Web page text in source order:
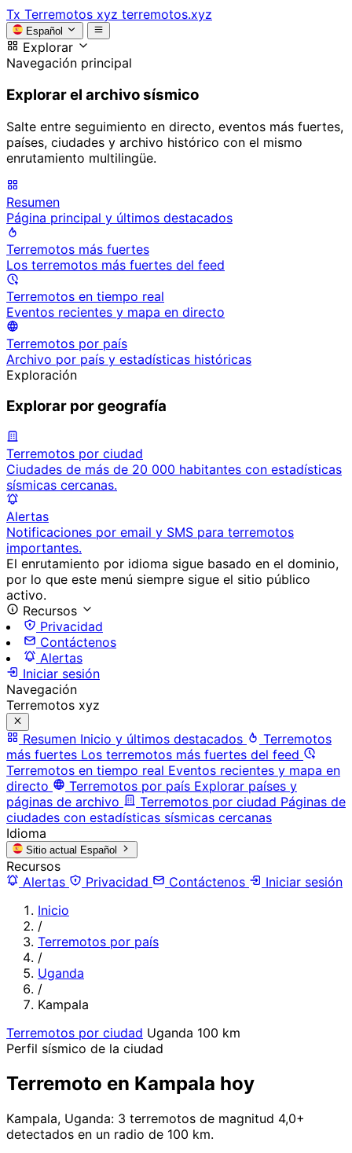
Tx Terremotos xyz terremotos.xyz
Español
Explorar
Navegación principal
Explorar el archivo sísmico
Salte entre seguimiento en directo, eventos más fuertes,
países, ciudades y archivo histórico con el mismo
enrutamiento multilingüe.
Resumen
Página principal y últimos destacados
Terremotos más fuertes
Los terremotos más fuertes del feed
Terremotos en tiempo real
Eventos recientes y mapa en directo
Terremotos por país
Archivo por país y estadísticas históricas
Exploración
Explorar por geografía
Terremotos por ciudad
Ciudades de más de 20 000 habitantes con estadísticas
sísmicas cercanas.
Alertas
Notificaciones por email y SMS para terremotos
importantes.
El enrutamiento por idioma sigue basado en el dominio,
por lo que este menú siempre sigue el sitio público
activo.
Recursos
Privacidad
Contáctenos
Alertas
Iniciar sesión
Navegación
Terremotos xyz
Resumen Inicio y últimos destacados
Terremotos
más fuertes Los terremotos más fuertes del feed
Terremotos en tiempo real Eventos recientes y mapa en
directo
Terremotos por país Explorar países y
páginas de archivo
Terremotos por ciudad Páginas de
ciudades con estadísticas sísmicas cercanas
Idioma
Sitio actual Español
Recursos
Alertas
Privacidad Contáctenos
Iniciar sesión
Inicio
/
Terremotos por país
/
Uganda
/
Kampala
Terremotos por ciudad Uganda 100 km
Perfil sísmico de la ciudad
Terremoto en Kampala hoy
Kampala, Uganda: 3 terremotos de magnitud 4,0+
detectados en un radio de 100 km.